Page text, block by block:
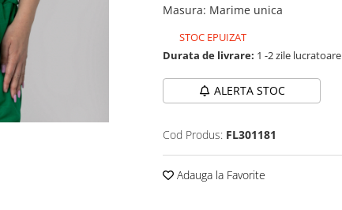
Masura: Marime unica
STOC EPUIZAT
Durata de livrare: 1 -2 zile lucratoare
ALERTA STOC
Cod Produs: FL301181
Adauga la Favorite